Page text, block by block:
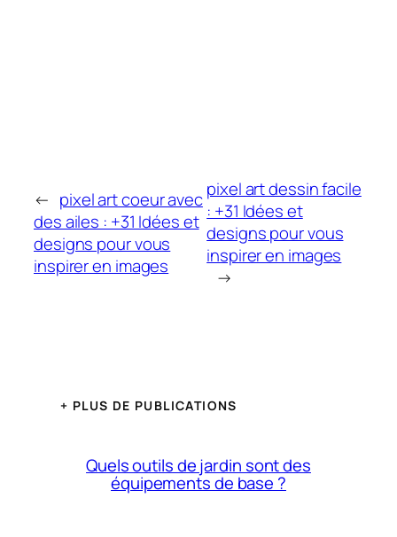
← pixel art coeur avec
des ailes : +31 Idées et
designs pour vous
inspirer en images
pixel art dessin facile
: +31 Idées et
designs pour vous
inspirer en images
→
+ PLUS DE PUBLICATIONS
Quels outils de jardin sont des
équipements de base ?